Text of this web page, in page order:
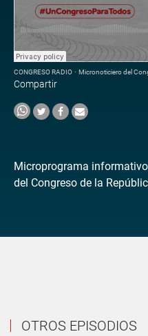
CONGRESO RADIO · Micronoticiero del
Compartir
Microprograma
del Congreso de la
OTROS EPISODIOS